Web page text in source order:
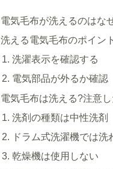
電気毛布が洗えるのはな
洗える電気毛布のポイン
洗濯表示を確認する
電気部品が外るか確認
電気毛布は洗える?注意
洗剤の種類は中性洗剤
ドラム式洗濯機では洗
乾燥機は使用しない